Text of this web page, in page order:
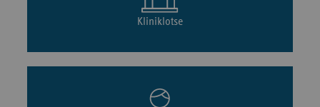
Kliniklotse